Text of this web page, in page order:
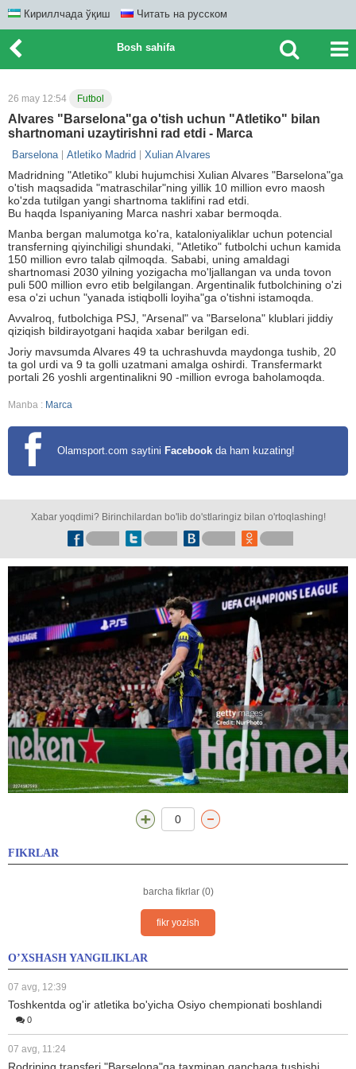
Кириллчада ўқиш Читать на русском
Bosh sahifa
26 may 12:54 Futbol
Alvares "Barselona"ga o'tish uchun "Atletiko" bilan
shartnomani uzaytirishni rad etdi - Marca
Barselona Atletiko Madrid Xulian Alvares
Madridning "Atletiko" klubi hujumchisi Xulian Alvares "Barselona"ga
o'tish maqsadida "matraschilar"ning yillik 10 million evro maosh
ko'zda tutilgan yangi shartnoma taklifini rad etdi.
Bu haqda Ispaniyaning Marca nashri xabar bermoqda.
Manba bergan malumotga ko'ra, kataloniyaliklar uchun potencial
transferning qiyinchiligi shundaki, "Atletiko" futbolchi uchun kamida
150 million evro talab qilmoqda. Sababi, uning amaldagi
shartnomasi 2030 yilning yozigacha mo'ljallangan va unda tovon
puli 500 million evro etib belgilangan. Argentinalik futbolchining o'zi
esa o'zi uchun "yanada istiqbolli loyiha"ga o'tishni istamoqda.
Avvalroq, futbolchiga PSJ, "Arsenal" va "Barselona" klublari jiddiy
qiziqish bildirayotgani haqida xabar berilgan edi.
Joriy mavsumda Alvares 49 ta uchrashuvda maydonga tushib, 20
ta gol urdi va 9 ta golli uzatmani amalga oshirdi. Transfermarkt
portali 26 yoshli argentinalikni 90 -million evroga baholamoqda.
Manba : Marca
Olamsport.com saytini Facebook da ham kuzating!
Xabar yoqdimi? Birinchilardan bo'lib do'stlaringiz bilan o'rtoqlashing!
0
FIKRLAR
barcha fikrlar (0)
fikr yozish
O’XSHASH YANGILIKLAR
07 avg, 12:39
Toshkentda og'ir atletika bo'yicha Osiyo chempionati boshlandi
0
07 avg, 11:24
Rodrining transferi "Barselona"ga taxminan qanchaga tushishi